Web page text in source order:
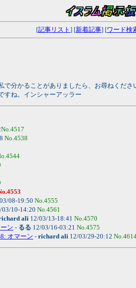
[記事リスト ] [新着記事] [ワード検
分かることがありましたら、お尋ねくださ
すね。インシャーアッラー
No.4517
No.4538
08-19:50 No.4555
03/10-14:20 No.4561
ali 12/03/13-18:41 No.4570
ン - るる 12/03/16-03:21 No.4575
オマーン - richard ali 12/03/29-20:12